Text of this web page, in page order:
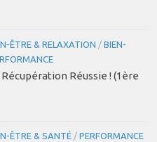
ÊTRE & RELAXATION / BIEN-
Récupération Réussie ! (1ère
ÊTRE & SANTÉ / PERFORMANCE